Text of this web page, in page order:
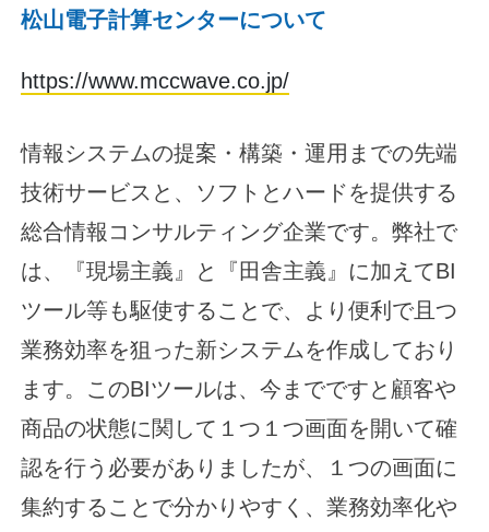
松山電子計算センターについて
https://www.mccwave.co.jp/
情報システムの提案・構築・運用までの先端
技術サービスと、ソフトとハードを提供する
総合情報コンサルティング企業です。弊社で
は、『現場主義』と『田舎主義』に加えてBI
ツール等も駆使することで、より便利で且つ
業務効率を狙った新システムを作成しており
ます。このBIツールは、今までですと顧客や
商品の状態に関して１つ１つ画面を開いて確
認を行う必要がありましたが、１つの画面に
集約することで分かりやすく、業務効率化や